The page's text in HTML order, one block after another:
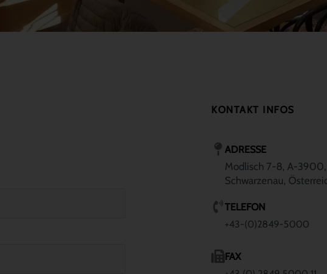
KONTAKT INFOS
ADRESSE
Modlisch 7-8, A-3900,
Schwarzenau,
TELEFON
+43-(0)2849-5000
FAX